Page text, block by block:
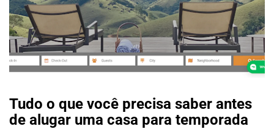
Tudo o que você precisa saber antes
de alugar uma casa para temporada